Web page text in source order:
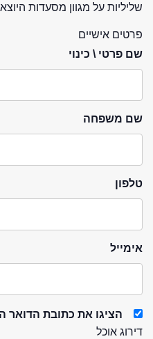
שליליות על מגוון מסעדות
פרטים אישיים
שם פרטי \ כינוי
שם משפחה
טלפון
אימייל
הציגו את כתובת הדואר
דירוג אוכל